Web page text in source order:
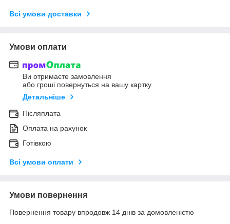
Всі умови доставки
Умови оплати
Ви отримаєте замовлення
або гроші повернуться на вашу картку
Детальніше
Післяплата
Оплата на рахунок
Готівкою
Всі умови оплати
Умови повернення
Повернення товару впродовж 14 днів за домовленістю